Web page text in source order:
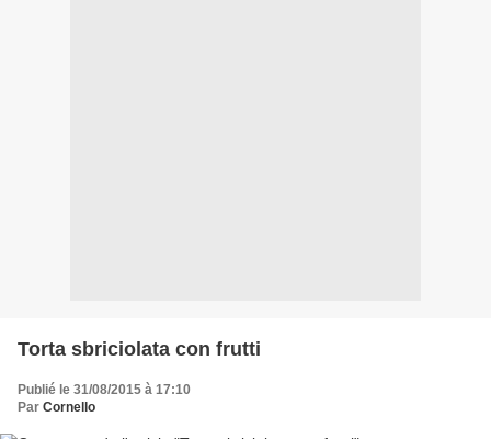
Torta sbriciolata con frutti
Publié le 31/08/2015 à 17:10
Par Cornello